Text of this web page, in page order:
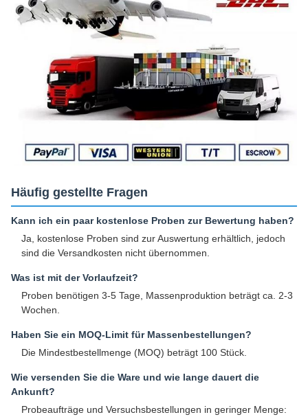
Häufig gestellte Fragen
Kann ich ein paar kostenlose Proben zur Bewertung haben?
Ja, kostenlose Proben sind zur Auswertung erhältlich, jedoch
sind die Versandkosten nicht übernommen.
Was ist mit der Vorlaufzeit?
Proben benötigen 3-5 Tage, Massenproduktion beträgt ca. 2-3
Wochen.
Haben Sie ein MOQ-Limit für Massenbestellungen?
Die Mindestbestellmenge (MOQ) beträgt 100 Stück.
Wie versenden Sie die Ware und wie lange dauert die
Ankunft?
Probeaufträge und Versuchsbestellungen in geringer Menge: